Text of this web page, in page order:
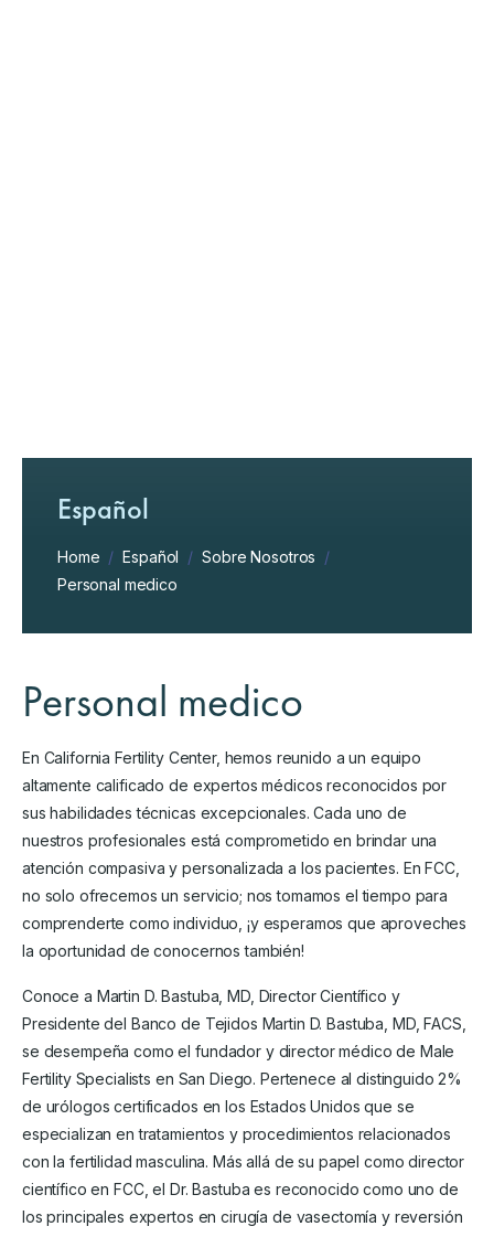
Español
Home / Español / Sobre Nosotros /
Personal medico
Personal medico
En California Fertility Center, hemos reunido a un equipo
altamente calificado de expertos médicos reconocidos por
sus habilidades técnicas excepcionales. Cada uno de
nuestros profesionales está comprometido en brindar una
atención compasiva y personalizada a los pacientes. En FCC,
no solo ofrecemos un servicio; nos tomamos el tiempo para
comprenderte como individuo, ¡y esperamos que aproveches
la oportunidad de conocernos también!
Conoce a Martin D. Bastuba, MD, Director Científico y
Presidente del Banco de Tejidos Martin D. Bastuba, MD, FACS,
se desempeña como el fundador y director médico de Male
Fertility Specialists en San Diego. Pertenece al distinguido 2%
de urólogos certificados en los Estados Unidos que se
especializan en tratamientos y procedimientos relacionados
con la fertilidad masculina. Más allá de su papel como director
científico en FCC, el Dr. Bastuba es reconocido como uno de
los principales expertos en cirugía de vasectomía y reversión